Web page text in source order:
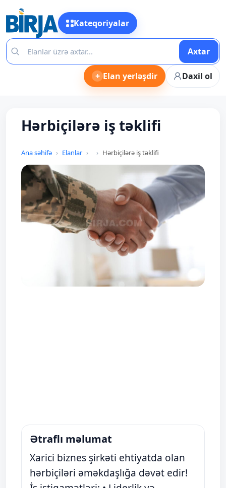
Kateqoriyalar
Axtar
+ Elan yerləşdir Daxil ol
Hərbiçilərə iş təklifi
Ana səhifə Elanlar Hərbiçilərə iş təklifi
Ətraflı məlumat
Xarici biznes şirkəti ehtiyatda olan
hərbiçiləri əməkdaşlığa dəvət edir!